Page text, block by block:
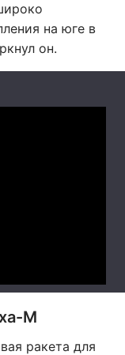
на юге в
он.
М
ракета для